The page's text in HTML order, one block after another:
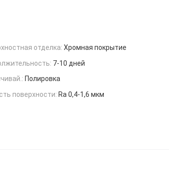
отделка: Хромная покрытие
7-10 дней
Полировка
поверхности: Ra 0,4-1,6 мкм